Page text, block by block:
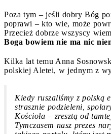
Poza tym – jeśli dobry Bóg
poprawi – kto wie, może
Przecież dobrze wszyscy
Boga bowiem nie ma nic
Kilka lat temu Anna
polskiej Aletei, w jednym z
Kiedy ruszaliśmy z polską
strasznie podzieleni,
Kościoła – zresztą od
Tymczasem nasz prezes